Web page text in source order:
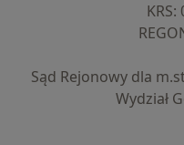
Sąd Rejonowy dla
Wydział